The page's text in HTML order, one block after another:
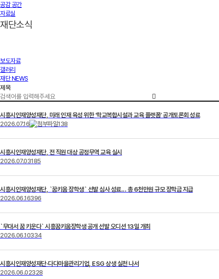
공감 공간
자료실
재단소식
보도자료
갤러리
재단 NEWS
시흥시인재양성재단, 미래 인재 육성 위한 ‘학교복합시설과 교육 플랫폼’ 공개토론회 성료
2026.07.16
138
시흥시인재양성재단, 전 직원 대상 공정무역 교육 실시
2026.07.03185
시흥시인재양성재단, `꿈키움 장학생` 선발 심사 성료... 총 6천만원 규모 장학금 지급
2026.06.16396
`무대서 꿈 키운다` 시흥꿈키움장학생 공개 선발 오디션 13일 개최
2026.06.10334
시흥시인재양성재단·다다마을관리기업, ESG 상생 실천 나서
2026.06.02328